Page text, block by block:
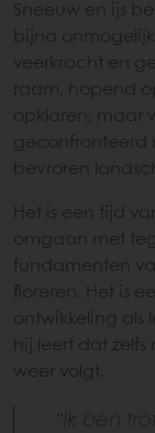
Sneeuw en ijs
bijna
veerkracht en
raam, hopend
opklaren, maar
geconfronteerd
bevroren
Het is een tijd
omgaan met
fundamenten
floreren. Het is
ontwikkeling als
hij leert dat
weer volgt.
“Ik ben